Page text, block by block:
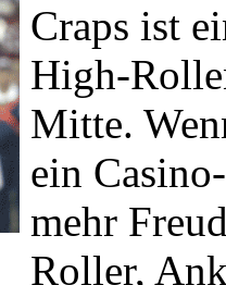
Craps ist
High-
Mitte.
ein
mehr
Roller,